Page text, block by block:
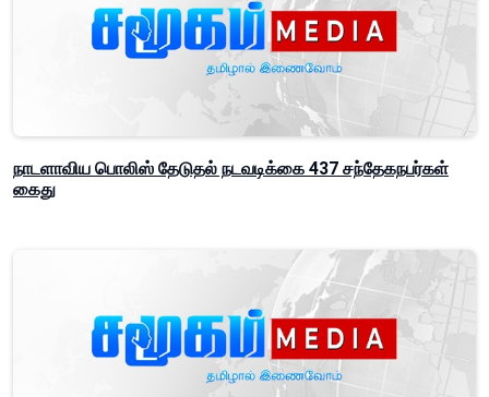
நாடளாவிய பொலிஸ் தேடுதல் நடவடிக்கை 437 சந்தேகநபர்கள்
கைது